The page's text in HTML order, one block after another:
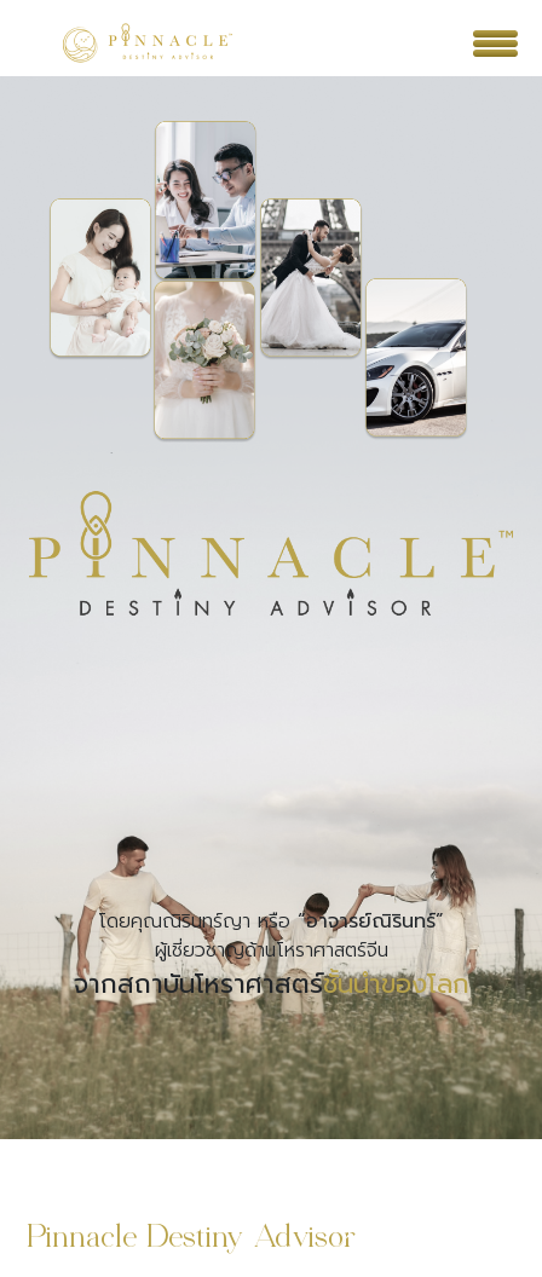
โดยคุณณิรินทร์ญา หรือ“อาจารย์ณิรินทร์”
ผู้เชี่ยวชาญด้านโหราศาสตร์จีน
จากสถาบันโหราศาสตร์ชั้นนำของโลก
Pinnacle Destiny Advisor